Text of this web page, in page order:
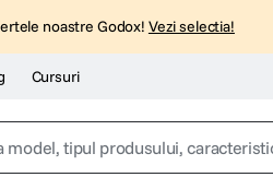
noastre Godox! Vezi selectia!
Cursuri
tipul produsului, caracteristici...